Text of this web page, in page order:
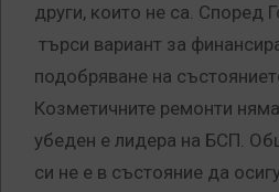
други, които не са. Според
търси вариант за
подобряване на
Козметичните ремонти
убеден е лидера на БСП.
си не е в състояние да